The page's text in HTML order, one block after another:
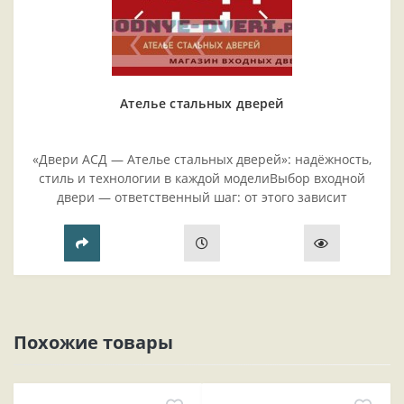
Ателье стальных дверей
«Двери АСД — Ателье стальных дверей»: надёжность,
стиль и технологии в каждой моделиВыбор входной
двери — ответственный шаг: от этого зависит
прихожей..
Похожие товары